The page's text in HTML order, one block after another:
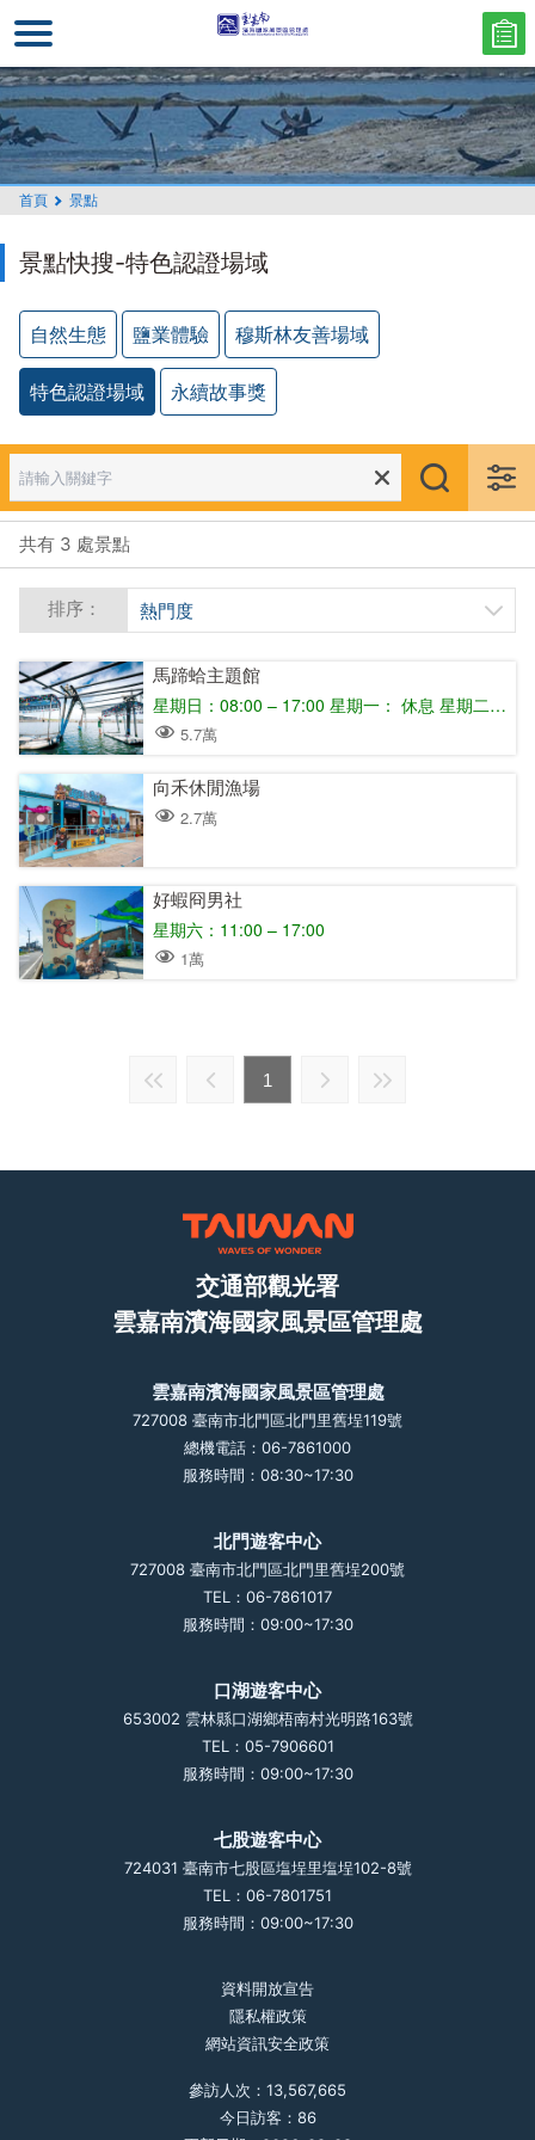
到
主
要
內
容
區
塊
首頁 景點
景點快搜-特色認證場域
自然生態 鹽業體驗 穆斯林友善場域
特色認證場域 永續故事獎
共有 3 處景點
排序： 熱門度
馬蹄蛤主題館
星期日：08:00 – 17:00 星期一： 休息 星期二： 休息 星期三：08:00 – 17:00 星期四：08:00 – 17:00 星期五：08:00 – 17:00 星期六：08:00 – 17:00
5.7萬
向禾休閒漁場
2.7萬
好蝦冏男社
星期六：11:00 – 17:00
1萬
1
交通部觀光署
雲嘉南濱海國家風景區管理處
雲嘉南濱海國家風景區管理處
727008 臺南市北門區北門里舊埕119號
總機電話：06-7861000
服務時間：08:30~17:30
北門遊客中心
727008 臺南市北門區北門里舊埕200號
TEL：06-7861017
服務時間：09:00~17:30
口湖遊客中心
653002 雲林縣口湖鄉梧南村光明路163號
TEL：05-7906601
服務時間：09:00~17:30
七股遊客中心
724031 臺南市七股區塩埕里塩埕102-8號
TEL：06-7801751
服務時間：09:00~17:30
資料開放宣告
隱私權政策
網站資訊安全政策
參訪人次：13,567,665
今日訪客：86